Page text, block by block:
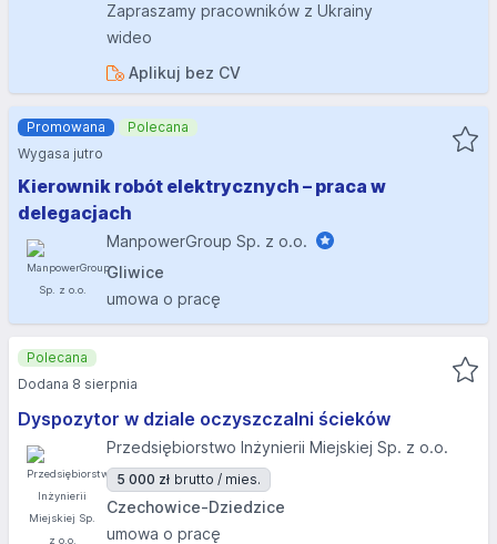
Zapraszamy pracowników z Ukrainy
wideo
Aplikuj bez CV
Kierownik robót elektrycznych – praca w
delegacjach
ManpowerGroup Sp. z o.o.
Gliwice
umowa o pracę
Promowana
Polecana
Wygasa jutro
Dyspozytor w dziale oczyszczalni ścieków
Przedsiębiorstwo Inżynierii Miejskiej Sp. z o.o.
5 000 zł brutto / mies.
Czechowice-Dziedzice
umowa o pracę
Polecana
Dodana 8 sierpnia